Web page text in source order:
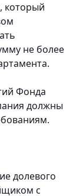
который
не более
Фонда
должны
долевого
с